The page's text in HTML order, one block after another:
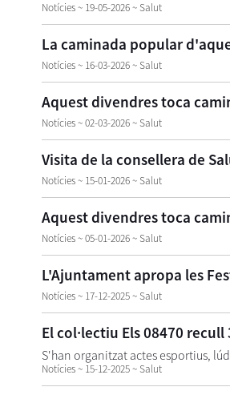
Notícies ~ 19-05-2026 ~ Salut
La caminada popular
Notícies ~ 16-03-2026 ~ Salut
Aquest divendres toca
Notícies ~ 02-03-2026 ~ Salut
Visita de la consellera de
Notícies ~ 15-01-2026 ~ Salut
Aquest divendres toca
Notícies ~ 05-01-2026 ~ Salut
L'Ajuntament apropa les
Notícies ~ 17-12-2025 ~ Salut
El col·lectiu Els 08470
S'han organitzat actes esportius,
Notícies ~ 15-12-2025 ~ Salut